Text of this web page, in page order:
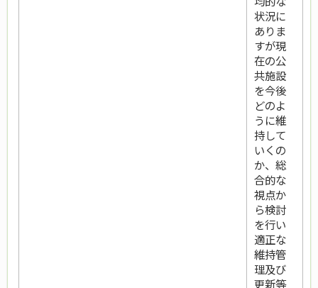
状況に
ありま
すが現
在の公
共施設
を今後
どのよ
うに維
持して
いくの
か、総
合的な
視点か
ら検討
を行い
適正な
維持管
理及び
更新等